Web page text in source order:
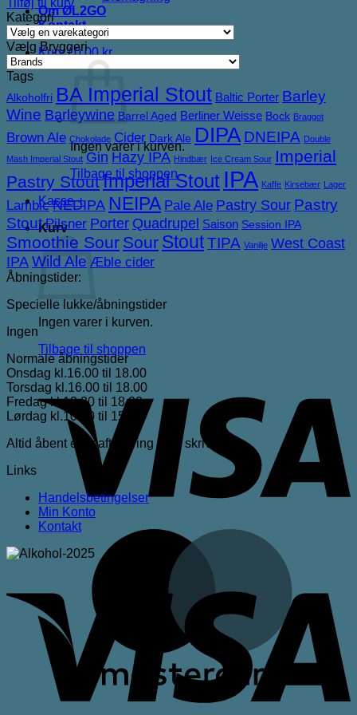
Om ØL2GO
Kontakt
Kurv /0,00kr.
Ingen varer i kurven.
Tilbage til shoppen
Kasse +
Kurv
Ingen varer i kurven.
Tilbage til shoppen
Tilføj til kurv
Kategori
Vælg Bryggeri
Tags
Alkoholfri BA Imperial Stout Baltic Porter Barley
Wine Barleywine Barrel Aged Berliner Weisse Bock Braggot
Brown Ale Chokolade Cider Dark Ale DIPA DNEIPA Double
Mash Imperial Stout Gin Hazy IPA Hindbær Ice Cream Sour Imperial
Pastry StoutImperial Stout IPA Kaffe Kirsebær Lager
Lambic NEDIPA NEIPA Pale Ale Pastry Sour Pastry
Stout Pilsner Porter Quadrupel Saison Session IPA
Smoothie Sour Sour StoutTIPA Vanilje West Coast
IPAWild Ale Æble cider
Åbningstider:
Specielle lukke/åbningstider
Ingen
Normale åbningstider
Onsdag kl.16.00 til 18.00
Torsdag kl.16.00 til 18.00
Fredag kl.13.30 til 18.00
Lørdag kl.10.00 til 15.00
Altid åbent efter aftale ring eller skriv
Links
Handelsbetingelser
Min Konto
Kontakt